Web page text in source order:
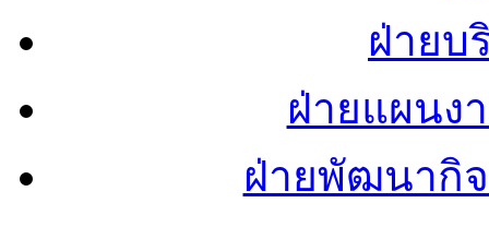
ฝ่ายบ
ฝ่ายแผนง
ฝ่ายพัฒนากิ